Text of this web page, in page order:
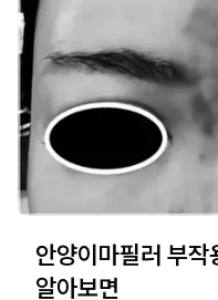
안양이마필러 부
알아보면